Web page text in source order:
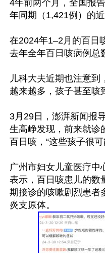
4年前两个月，全国报
年同期（1,421例）的近
在2024年1–2月的百日
去年全年百日咳病例总
儿科大夫近期也注意
越来越多，孩子甚至咳
3月29日，澎湃新闻报
生高峥发现，前来就诊
百日咳，“这些孩子很可
广州市妇女儿童医疗中
表示，百日咳患儿的数
期接诊的咳嗽剧烈患者